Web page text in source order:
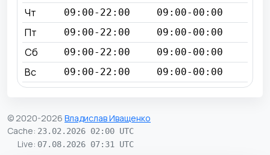
Чт 09:00-22:00 09:00-00:00
Пт 09:00-22:00 09:00-00:00
Сб 09:00-22:00 09:00-00:00
Вс 09:00-22:00 09:00-00:00
© 2020-2026 Владислав Иващенко
Cache: 23.02.2026 02:00 UTC
Live: 07.08.2026 07:31 UTC